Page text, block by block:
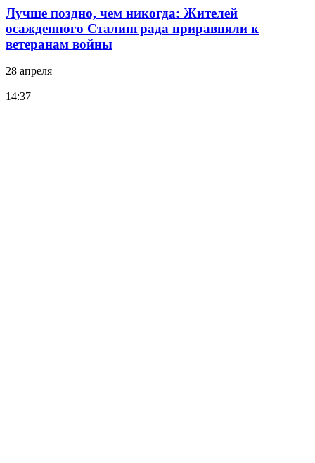
Лучше поздно, чем никогда: Жителей
осажденного Сталинграда приравняли к
ветеранам войны
28 апреля
14:37